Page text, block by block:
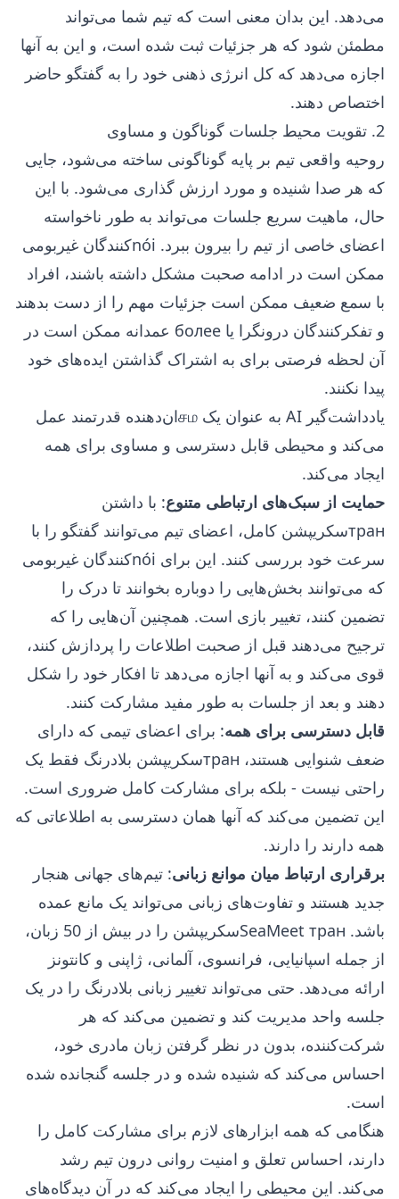
می‌دهد. این بدان معنی است که تیم شما می‌تواند
مطمئن شود که هر جزئیات ثبت شده است، و این به آنها
اجازه می‌دهد که کل انرژی ذهنی خود را به گفتگو حاضر
اختصاص دهند.
2. تقویت محیط جلسات گوناگون و مساوی
روحیه واقعی تیم بر پایه گوناگونی ساخته می‌شود، جایی
که هر صدا شنیده و مورد ارزش گذاری می‌شود. با این
حال، ماهیت سریع جلسات می‌تواند به طور ناخواسته
اعضای خاصی از تیم را بیرون ببرد. nói‌کنندگان غیربومی
ممکن است در ادامه صحبت مشکل داشته باشند، افراد
با سمع ضعیف ممکن است جزئیات مهم را از دست بدهند
و تفکرکنندگان درونگرا یا более عمدانه ممکن است در
آن لحظه فرصتی برای به اشتراک گذاشتن ایده‌های خود
پیدا نکنند.
یادداشت‌گیر AI به عنوان یک சமان‌دهنده قدرتمند عمل
می‌کند و محیطی قابل دسترسی و مساوی برای همه
ایجاد می‌کند.
حمایت از سبک‌های ارتباطی متنوع: با داشتن
транسکریپشن کامل، اعضای تیم می‌توانند گفتگو را با
سرعت خود بررسی کنند. این برای nói‌کنندگان غیربومی
که می‌توانند بخش‌هایی را دوباره بخوانند تا درک را
تضمین کنند، تغییر بازی است. همچنین آن‌هایی را که
ترجیح می‌دهند قبل از صحبت اطلاعات را پردازش کنند،
قوی می‌کند و به آنها اجازه می‌دهد تا افکار خود را شکل
دهند و بعد از جلسات به طور مفید مشارکت کنند.
قابل دسترسی برای همه: برای اعضای تیمی که دارای
ضعف شنوایی هستند، транسکریپشن بلادرنگ فقط یک
راحتی نیست - بلکه برای مشارکت کامل ضروری است.
این تضمین می‌کند که آنها همان دسترسی به اطلاعاتی که
همه دارند را دارند.
برقراری ارتباط میان موانع زبانی: تیم‌های جهانی هنجار
جدید هستند و تفاوت‌های زبانی می‌تواند یک مانع عمده
باشد. SeaMeet транسکریپشن را در بیش از 50 زبان،
از جمله اسپانیایی، فرانسوی، آلمانی، ژاپنی و کانتونز
ارائه می‌دهد. حتی می‌تواند تغییر زبانی بلادرنگ را در یک
جلسه واحد مدیریت کند و تضمین می‌کند که هر
شرکت‌کننده، بدون در نظر گرفتن زبان مادری خود،
احساس می‌کند که شنیده شده و در جلسه گنجانده شده
است.
هنگامی که همه ابزارهای لازم برای مشارکت کامل را
دارند، احساس تعلق و امنیت روانی درون تیم رشد
می‌کند. این محیطی را ایجاد می‌کند که در آن دیدگاه‌های